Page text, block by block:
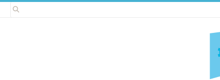
Spring
naar